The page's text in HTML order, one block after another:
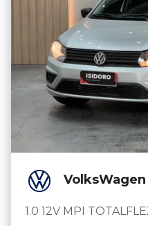
VolksWagen
1.0 12V MPI